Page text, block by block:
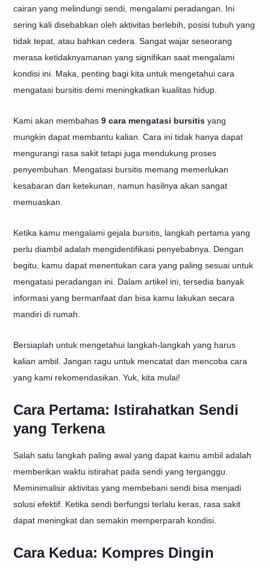
cairan yang melindungi sendi, mengalami peradangan. Ini
sering kali disebabkan oleh aktivitas berlebih, posisi tubuh yang
tidak tepat, atau bahkan cedera. Sangat wajar seseorang
merasa ketidaknyamanan yang signifikan saat mengalami
kondisi ini. Maka, penting bagi kita untuk mengetahui cara
mengatasi bursitis demi meningkatkan kualitas hidup.
Kami akan membahas 9 cara mengatasi bursitis yang
mungkin dapat membantu kalian. Cara ini tidak hanya dapat
mengurangi rasa sakit tetapi juga mendukung proses
penyembuhan. Mengatasi bursitis memang memerlukan
kesabaran dan ketekunan, namun hasilnya akan sangat
memuaskan.
Ketika kamu mengalami gejala bursitis, langkah pertama yang
perlu diambil adalah mengidentifikasi penyebabnya. Dengan
begitu, kamu dapat menentukan cara yang paling sesuai untuk
mengatasi peradangan ini. Dalam artikel ini, tersedia banyak
informasi yang bermanfaat dan bisa kamu lakukan secara
mandiri di rumah.
Bersiaplah untuk mengetahui langkah-langkah yang harus
kalian ambil. Jangan ragu untuk mencatat dan mencoba cara
yang kami rekomendasikan. Yuk, kita mulai!
Cara Pertama: Istirahatkan Sendi
yang Terkena
Salah satu langkah paling awal yang dapat kamu ambil adalah
memberikan waktu istirahat pada sendi yang terganggu.
Meminimalisir aktivitas yang membebani sendi bisa menjadi
solusi efektif. Ketika sendi berfungsi terlalu keras, rasa sakit
dapat meningkat dan semakin memperparah kondisi.
Cara Kedua: Kompres Dingin